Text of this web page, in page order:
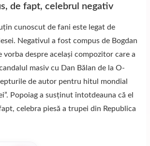
de fapt, celebrul negativ
cunoscut de fani este legat de
Negativul a fost compus de Bogdan
vorba despre același compozitor care a
masiv cu Dan Bălan de la O-
de autor pentru hitul mondial
Popoiag a susținut întotdeauna că el
celebra piesă a trupei din Republica